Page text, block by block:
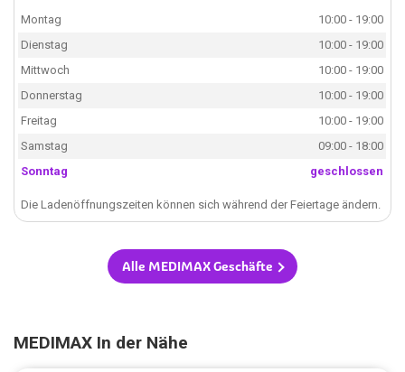
Montag
10:00 - 19:00
Dienstag
10:00 - 19:00
Mittwoch
10:00 - 19:00
Donnerstag
10:00 - 19:00
Freitag
10:00 - 19:00
Samstag
09:00 - 18:00
Sonntag
geschlossen
Die Ladenöffnungszeiten können sich während der Feiertage ändern.
Alle MEDIMAX Geschäfte
MEDIMAX In der Nähe